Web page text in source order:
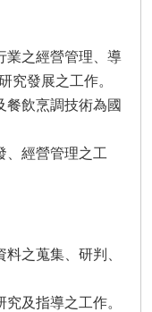
業之經營管理、導
究發展之工作。
餐飲烹調技術為國
、經營管理之工
之蒐集、研判、
及指導之工作。